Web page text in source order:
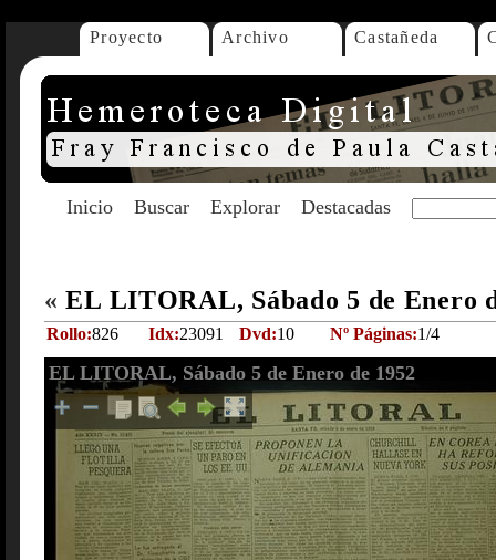
Proyecto Archivo Castañeda
Inicio Buscar Explorar Destacadas
« EL LITORAL, Sábado 5 de Enero
Rollo:826 Idx:23091 Dvd:10 Nº Páginas:1/4
EL LITORAL, Sábado 5 de Enero de 1952